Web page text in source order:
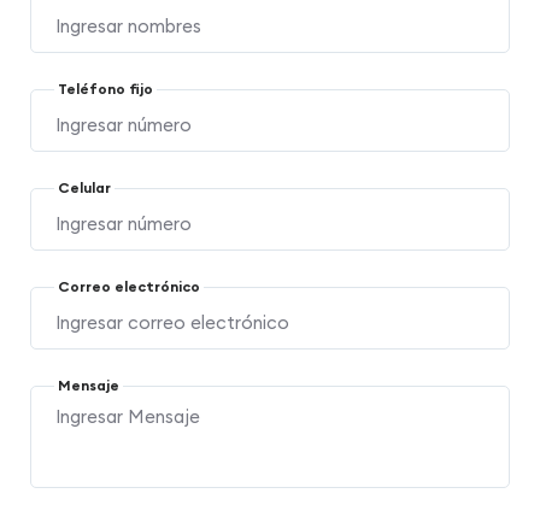
Teléfono fijo
Celular
Correo electrónico
Mensaje